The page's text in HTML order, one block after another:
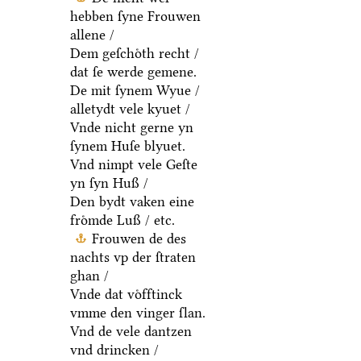
hebben ſyne Frouwen
allene /
Dem geſchoͤth recht /
dat ſe werde gemene.
De mit ſynem Wyue /
alletydt vele kyuet /
Vnde nicht gerne yn
ſynem Huſe blyuet.
Vnd nimpt vele Geſte
yn ſyn Huß /
Den bydt vaken eine
froͤmde Luß / etc.
Frouwen de des
nachts vp der ſtraten
ghan /
Vnde dat voͤfftinck
vmme den vinger ſlan.
Vnd de vele dantzen
vnd drincken /